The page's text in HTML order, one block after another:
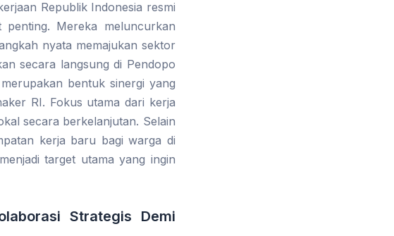
Republik Indonesia resmi
penting. Mereka meluncurkan
nyata memajukan sektor
secara langsung di Pendopo
bentuk sinergi yang
RI. Fokus utama dari kerja
secara berkelanjutan. Selain
kerja baru bagi warga di
target utama yang ingin
Strategis Demi